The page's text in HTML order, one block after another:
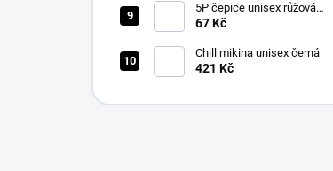
5P čepice unisex růžová
nastavitelná
67 Kč
Chill mikina unisex černá
421 Kč